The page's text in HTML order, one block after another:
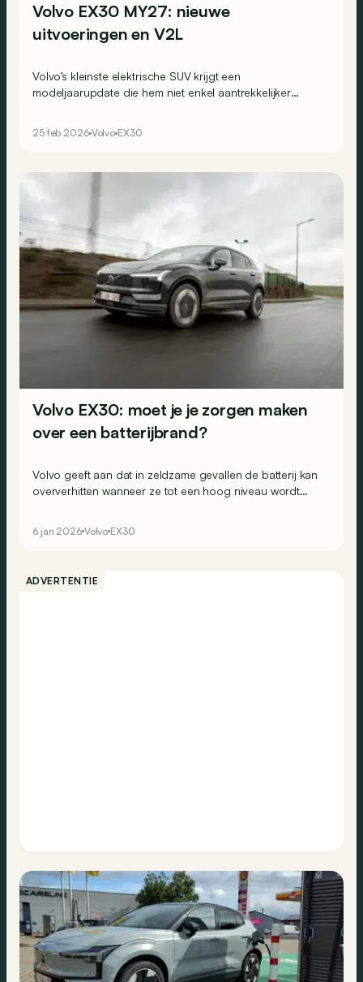
Volvo EX30 MY27: nieuwe
uitvoeringen en V2L
Volvo’s kleinste elektrische SUV krijgt een
modeljaarupdate die hem niet enkel aantrekkelijker
V2L-functie.
25 feb 2026 Volvo EX30
Volvo EX30: moet je je zorgen maken
over een batterijbrand?
Volvo geeft aan dat in zeldzame gevallen de batterij kan
oververhitten wanneer ze tot een hoog niveau wordt
6 jan 2026 Volvo EX30
ADVERTENTIE